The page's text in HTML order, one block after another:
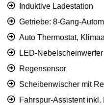
Induktive Ladestation
Getriebe: 8-Gang-
Auto Thermostat,
LED-Nebelscheinwerfer
Regensensor
Scheibenwischer mit
Fahrspur-Assistent